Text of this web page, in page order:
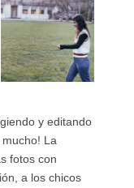
y editando
La
fotos con
a los chicos